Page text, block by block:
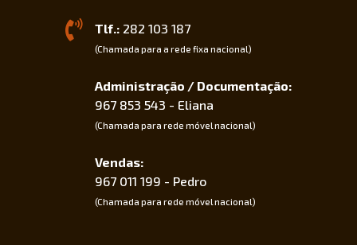
Tlf.:282 103 187
(Chamada para a rede fixa nacional)
Administração / Documentação:
967 853 543 - Eliana
(Chamada para rede móvel nacional)
Vendas:
967 011 199 - Pedro
(Chamada para rede móvel nacional)